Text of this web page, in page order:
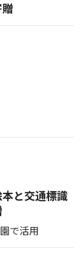
本と交通標識
で活用